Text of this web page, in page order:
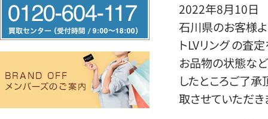
リ
ー
ヤ
2022年8月10日
石川県のお客様よ
トLVリング の査
お品物の状態など
したところご了
取させていただき